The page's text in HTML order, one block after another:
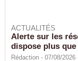
ACTUALITÉS
Alerte sur les
dispose plus
Rédaction - 07/08/2026